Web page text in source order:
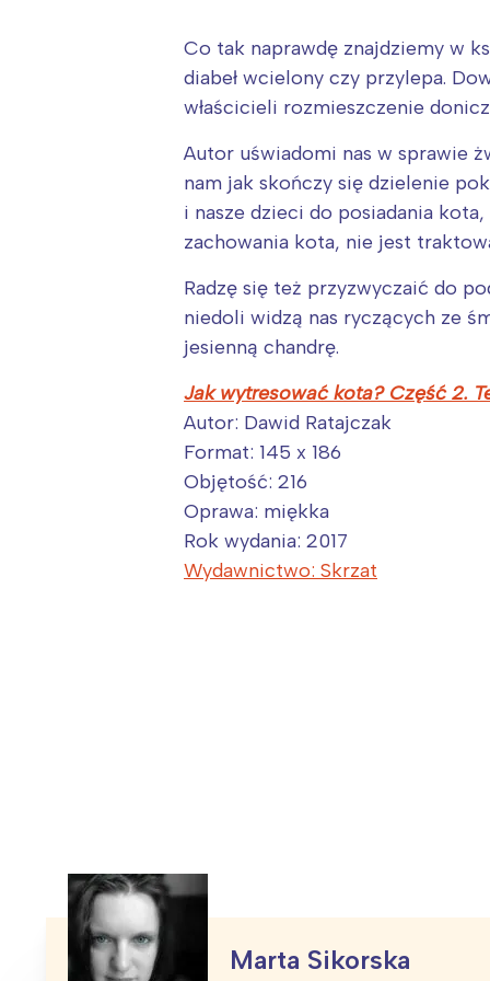
Co tak naprawdę znajdziemy w
diabeł wcielony czy przylepa.
właścicieli rozmieszczenie
Autor uświadomi nas w sprawie
nam jak skończy się dzielenie
i nasze dzieci do posiadania
zachowania kota, nie jest
Radzę się też przyzwyczaić do
niedoli widzą nas ryczących ze
jesienną chandrę.
Jak wytresować kota? Część 2.
Autor: Dawid Ratajczak
Format: 145 x 186
Objętość: 216
Oprawa: miękka
Rok wydania: 2017
Wydawnictwo: Skrzat
Marta Sikorska